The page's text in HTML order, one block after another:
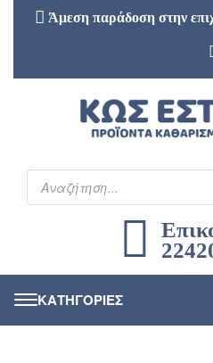
Άμεση παράδοση στην